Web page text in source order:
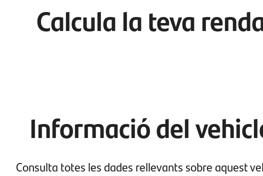
Calcula la teva
Informació del
Consulta totes les dades rellevants sobre aquest